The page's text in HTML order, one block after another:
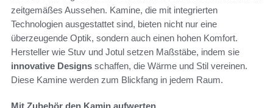
zeitgemäßes Aussehen. Kamine, die mit integrierten
Technologien ausgestattet sind, bieten nicht nur eine
überzeugende Optik, sondern auch einen hohen Komfort.
Hersteller wie Stuv und Jotul setzen Maßstäbe, indem sie
innovative Designs schaffen, die Wärme und Stil vereinen.
Diese Kamine werden zum Blickfang in jedem Raum.